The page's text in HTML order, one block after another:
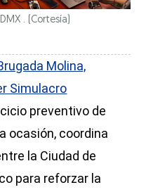
. (Cortesía)
Molina,
Simulacro
preventivo de
ocasión, coordina
la Ciudad de
para reforzar la